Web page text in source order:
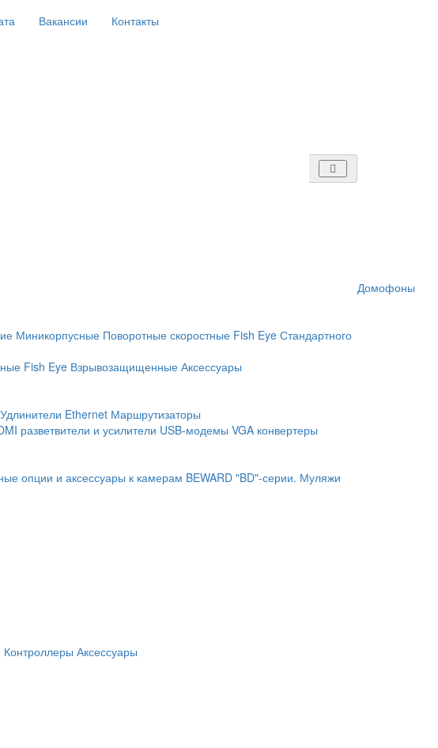
Вакансии Контакты
Домофоны
Миникорпусные Поворотные скоростные Fish Eye Стандартного
Fish Eye Взрывозащищенные Аксессуары
Удлинители Ethernet Маршрутизаторы
разветвители и усилители USB-модемы VGA конвертеры
опции и аксессуары к камерам BEWARD "BD"-серии. Муляжи
Контроллеры Аксессуары